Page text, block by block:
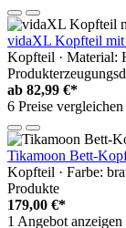
vidaXL Kopfteil mit
Kopfteil · Material:
ab 82,99 €*
6 Preise vergleichen
Tikamoon Bett-
Kopfteil · Farbe:
Produkte
179,00 €*
1 Angebot anzeigen